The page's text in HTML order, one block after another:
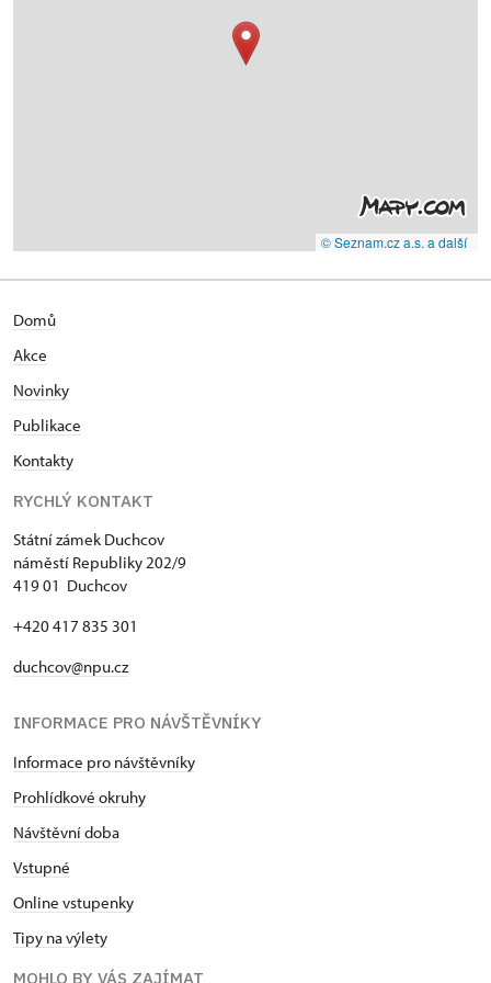
© Seznam.cz a.s. a další
Domů
Akce
Novinky
Publikace
Kontakty
RYCHLÝ KONTAKT
Státní zámek Duchcov
náměstí Republiky 202/9
419 01 Duchcov
+420 417 835 301
duchcov@npu.cz
INFORMACE PRO NÁVŠTĚVNÍKY
Informace pro návštěvníky
Prohlídkové okruhy
Návštěvní doba
Vstupné
Online vstupenky
Tipy na výlety
MOHLO BY VÁS ZAJÍMAT